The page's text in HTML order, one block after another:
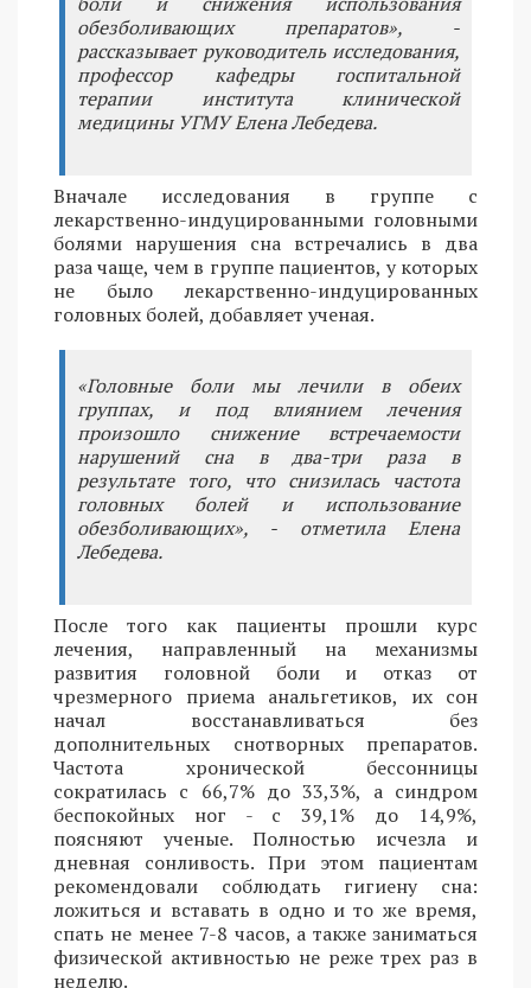
обезболивающих препаратов», -
рассказывает руководитель исследования,
профессор кафедры госпитальной
терапии института клинической
медицины УГМУ Елена Лебедева.
Вначале исследования в группе с
лекарственно-индуцированными головными
болями нарушения сна встречались в два
раза чаще, чем в группе пациентов, у которых
не было лекарственно-индуцированных
головных болей, добавляет ученая.
«Головные боли мы лечили в обеих
группах, и под влиянием лечения
произошло снижение встречаемости
нарушений сна в два-три раза в
результате того, что снизилась частота
головных болей и использование
обезболивающих», - отметила Елена
Лебедева.
После того как пациенты прошли курс
лечения, направленный на механизмы
развития головной боли и отказ от
чрезмерного приема анальгетиков, их сон
начал восстанавливаться без
дополнительных снотворных препаратов.
Частота хронической бессонницы
сократилась с 66,7% до 33,3%, а синдром
беспокойных ног - с 39,1% до 14,9%,
поясняют ученые. Полностью исчезла и
дневная сонливость. При этом пациентам
рекомендовали соблюдать гигиену сна:
ложиться и вставать в одно и то же время,
спать не менее 7-8 часов, а также заниматься
физической активностью не реже трех раз в
неделю.